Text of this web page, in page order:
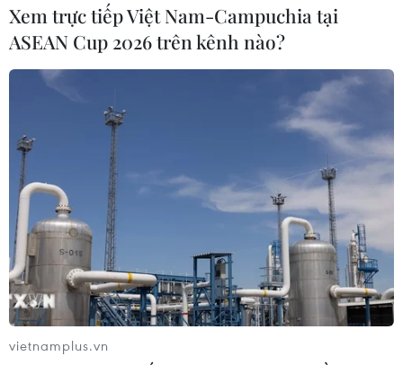
Xem trực tiếp Việt Nam-Campuchia tại
ASEAN Cup 2026 trên kênh nào?
vietnamplus.vn